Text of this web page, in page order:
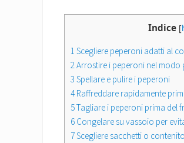
Indice [
1 Scegliere peperoni adatti al
2 Arrostire i peperoni nel modo
3 Spellare e pulire i peperoni
4Raffreddare rapidamente
5Tagliare i peperoni prima del
6 Congelare su vassoio per
7Scegliere sacchetti o